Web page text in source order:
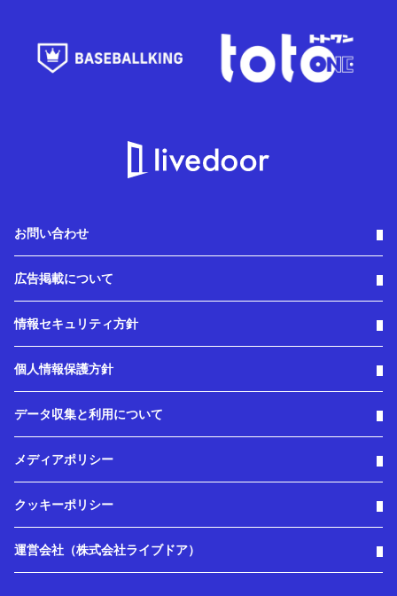
お問い合わせ
広告掲載について
情報セキュリティ方針
個人情報保護方針
データ収集と利用について
メディアポリシー
クッキーポリシー
運営会社（株式会社ライブドア）